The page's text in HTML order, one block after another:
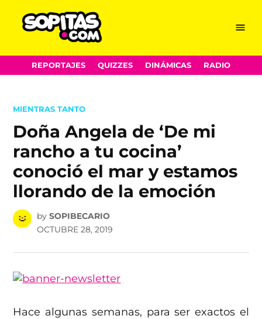
Skip
to
Menu
REPORTAJES QUIZZES DINÁMICAS RADIO
POSTED
MIENTRAS TANTO
Doña Angela de ‘De mi
rancho a tu cocina’
conoció el mar y estamos
llorando de la emoción
by SOPIBECARIO
OCTUBRE 28, 2019
Hace algunas semanas, para ser exactos el